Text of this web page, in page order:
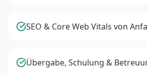
SEO & Core Web Vitals von
Übergabe, Schulung &